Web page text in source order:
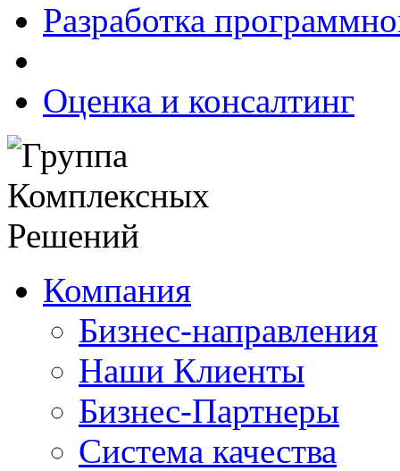
Разработка
Оценка и консалтинг
Компания
Бизнес-направления
Наши Клиенты
Бизнес-Партнеры
Система качества